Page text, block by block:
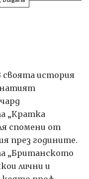
история
„Кратка
спомени от
през годините.
„Британското
лични и